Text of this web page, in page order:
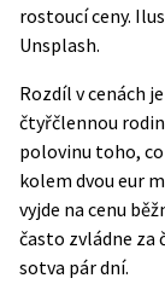
rostoucí ceny.
Unsplash.
Rozdíl v cenách
čtyřčlennou
polovinu toho,
kolem dvou eur
vyjde na cenu
často zvládne za
sotva pár dní.